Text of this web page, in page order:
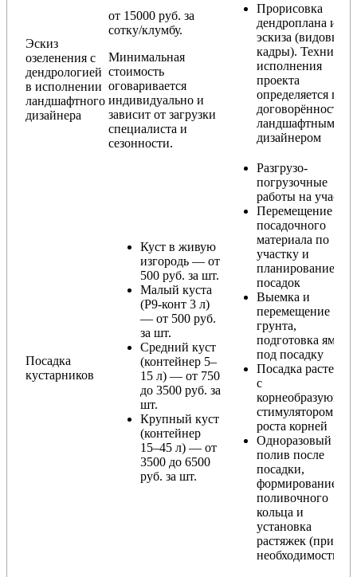
Эскиз
озеленения с
дендрологией
в исполнении
ландшафтного
дизайнера
от 15000 руб. за
сотку/клумбу.
Минимальная
стоимость
оговаривается
индивидуально и
зависит от загрузки
специалиста и
сезонности.
Прорисовка
дендроплана и
эскиза (видовые
кадры). Техника
исполнения
проекта
определяется по
договорённости с
ландшафтным
дизайнером
Посадка
кустарников
Куст в живую
изгородь — от
500 руб. за шт.
Малый куста
(Р9-конт 3 л)
— от 500 руб.
за шт.
Средний куст
(контейнер 5–
15 л) — от 750
до 3500 руб. за
шт.
Крупный куст
(контейнер
15–45 л) — от
3500 до 6500
руб. за шт.
Разгрузо-
погрузочные
работы на участке
Перемещение
посадочного
материала по
участку и
планирование
посадок
Выемка и
перемещение
грунта,
подготовка ямы
под посадку
Посадка растения
с
корнеобразующим
стимулятором
роста корней
Одноразовый
полив после
посадки,
формирование
поливочного
кольца и
установка
растяжек (при
необходимости)